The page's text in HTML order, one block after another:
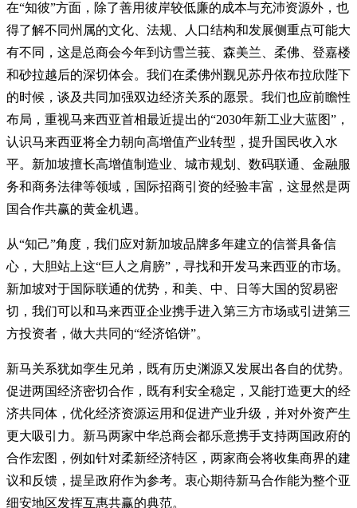
在“知彼”方面，除了善用彼岸较低廉的成本与充沛资源外，也
得了解不同州属的文化、法规、人口结构和发展侧重点可能大
有不同，这是总商会今年到访雪兰莪、森美兰、柔佛、登嘉楼
和砂拉越后的深切体会。我们在柔佛州觐见苏丹依布拉欣陛下
的时候，谈及共同加强双边经济关系的愿景。我们也应前瞻性
布局，重视马来西亚首相最近提出的“2030年新工业大蓝图”，
认识马来西亚将全力朝向高增值产业转型，提升国民收入水
平。新加坡擅长高增值制造业、城市规划、数码联通、金融服
务和商务法律等领域，国际招商引资的经验丰富，这显然是两
国合作共赢的黄金机遇。
从“知己”角度，我们应对新加坡品牌多年建立的信誉具备信
心，大胆站上这“巨人之肩膀”，寻找和开发马来西亚的市场。
新加坡对于国际联通的优势，和美、中、日等大国的贸易密
切，我们可以和马来西亚企业携手进入第三方市场或引进第三
方投资者，做大共同的“经济馅饼”。
新马关系犹如孪生兄弟，既有历史渊源又发展出各自的优势。
促进两国经济密切合作，既有利安全稳定，又能打造更大的经
济共同体，优化经济资源运用和促进产业升级，并对外资产生
更大吸引力。新马两家中华总商会都乐意携手支持两国政府的
合作宏图，例如针对柔新经济特区，两家商会将收集商界的建
议和反馈，提呈政府作为参考。衷心期待新马合作能为整个亚
细安地区发挥互惠共赢的典范。